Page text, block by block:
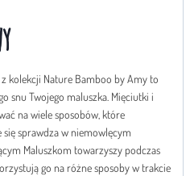
kolekcji Nature Bamboo by Amy to
snu Twojego maluszka. Mięciutki i
na wiele sposobów, które
sprawdza w niemowlęcym
Maluszkom towarzyszy podczas
go na różne sposoby w trakcie